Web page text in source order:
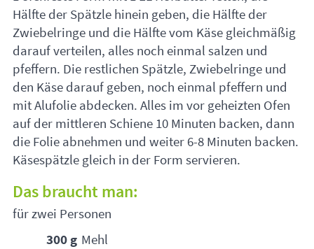
Hälfte der Spätzle hinein geben, die Hälfte der
Zwiebelringe und die Hälfte vom Käse gleichmäßig
darauf verteilen, alles noch einmal salzen und
pfeffern. Die restlichen Spätzle, Zwiebelringe und
den Käse darauf geben, noch einmal pfeffern und
mit Alufolie abdecken. Alles im vor geheizten Ofen
auf der mittleren Schiene 10 Minuten backen, dann
die Folie abnehmen und weiter 6-8 Minuten backen.
Käsespätzle gleich in der Form servieren.
Das braucht man:
für zwei Personen
300 g Mehl